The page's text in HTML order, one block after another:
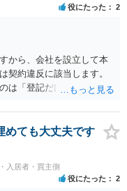
が受任者に委任できるか
役にたった 2
から、会社を設立して本
契約違反に該当します。
は「登記だけなら実務上
。 ただ、解除まで認めら
たかどうかで判断されま
する等までなさらない限
せん。 しかしそれでも、
に更新料の上乗せを要求
可能性は否定できませ
めても大丈夫です
入居者・買主側
役にたった 2